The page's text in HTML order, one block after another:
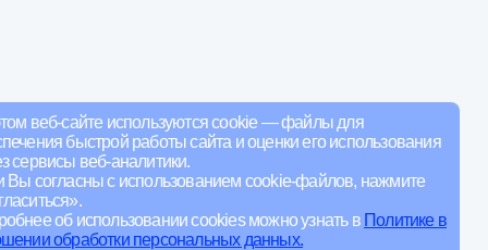
веб-сайте используются cookie — файлы для
быстрой работы сайта и оценки его использования
сервисы веб-аналитики.
Вы согласны с использованием cookie-файлов, нажмите
об использовании cookies можно узнать в Политике в
обработки персональных данных.